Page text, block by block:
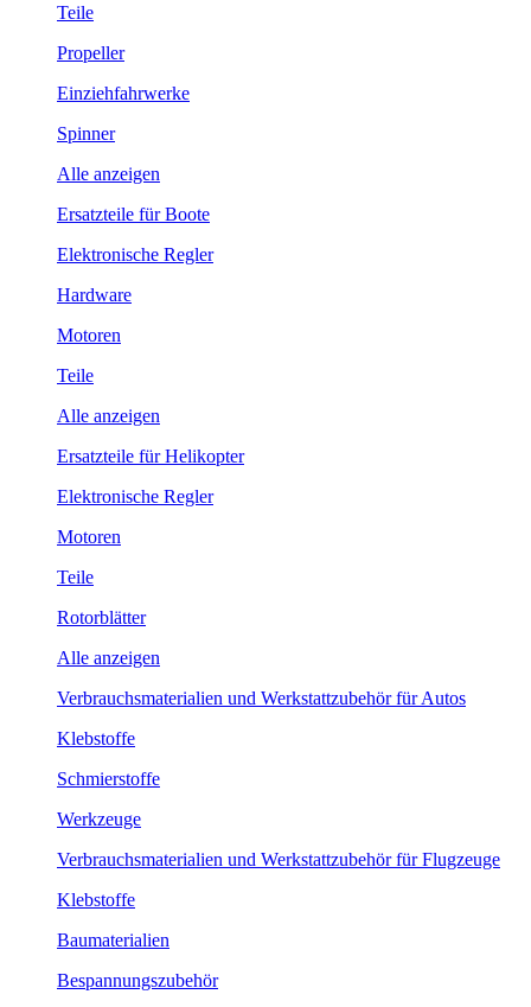
Teile
Propeller
Einziehfahrwerke
Spinner
Alle anzeigen
Ersatzteile für Boote
Elektronische Regler
Hardware
Motoren
Teile
Alle anzeigen
Ersatzteile für Helikopter
Elektronische Regler
Motoren
Teile
Rotorblätter
Alle anzeigen
Verbrauchsmaterialien und Werkstattzubehör für Autos
Klebstoffe
Schmierstoffe
Werkzeuge
Verbrauchsmaterialien und Werkstattzubehör für Flugzeuge
Klebstoffe
Baumaterialien
Bespannungszubehör